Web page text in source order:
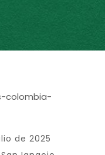
de 2025